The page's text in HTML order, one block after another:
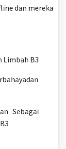
dan mereka
Limbah B3
Sebagai